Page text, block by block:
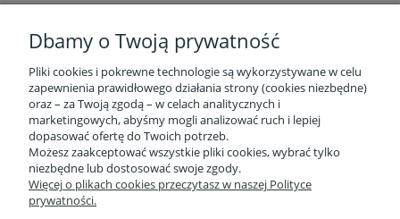
Informacje o firmie
Obsługa klienta
Dbamy o Twoją prywatność
Pliki cookies i pokrewne technologie są wykorzystywane w celu
zapewnienia prawidłowego działania strony (cookies niezbędne)
oraz – za Twoją zgodą – w celach analitycznych i
marketingowych, abyśmy mogli analizować ruch i lepiej
dopasować ofertę do Twoich potrzeb.
Możesz zaakceptować wszystkie pliki cookies, wybrać tylko
niezbędne lub dostosować swoje zgody.
Więcej o plikach cookies przeczytasz w naszej Polityce
prywatności.